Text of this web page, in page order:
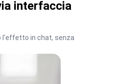
interfaccia
l'effetto in chat, senza